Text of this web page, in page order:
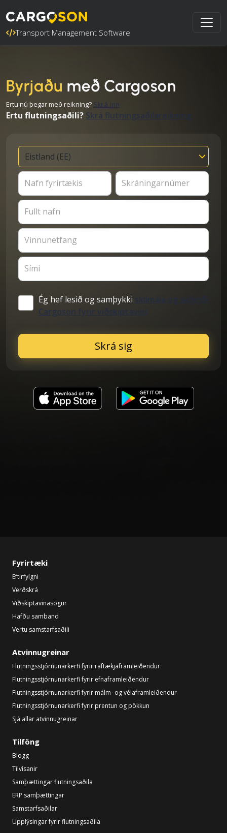
Transport Management Software
Byrjaðu með Cargoson
Ertu nú þegar með reikning? Skrá inn
Ertu flutningsaðili? Skrá flutningsaðilareikning
Nafn fyrirtækis Skráningarnúmer
Fullt nafn
Vinnunetfang
Sími
Ég hef lesið og samþykki
skilmála og skilyrði
Skrá sig
Fyrirtæki
Eftirfylgni
Verðskrá
Viðskiptavinasögur
Hafðu samband
Vertu samstarfsaðili
Atvinnugreinar
Flutningsstjórnunarkerfi fyrir raftækjaframleiðendur
Flutningsstjórnunarkerfi fyrir efnaframleiðendur
Flutningsstjórnunarkerfi fyrir málm- og vélaframleiðendur
Flutningsstjórnunarkerfi fyrir prentun og pökkun
Sjá allar atvinnugreinar
Tilföng
Blogg
Tilvísanir
Samþættingar flutningsaðila
ERP samþættingar
Samstarfsaðilar
Upplýsingar fyrir flutningsaðila